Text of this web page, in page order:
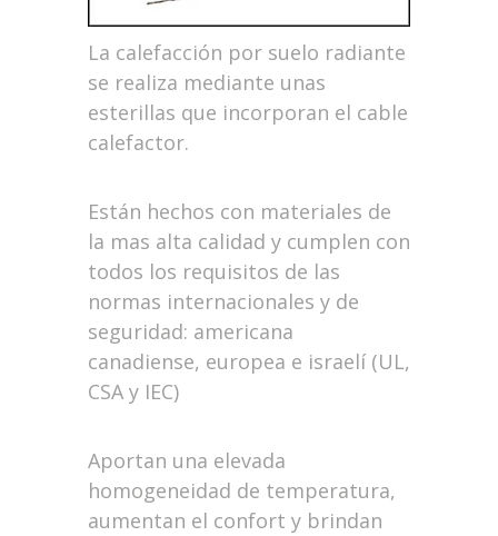
La calefacción por suelo radiante
se realiza mediante unas
esterillas que incorporan el cable
calefactor.
Están hechos con materiales de
la mas alta calidad y cumplen con
todos los requisitos de las
normas internacionales y de
seguridad: americana
canadiense, europea e israelí (UL,
CSA y IEC)
Aportan una elevada
homogeneidad de temperatura,
aumentan el confort y brindan